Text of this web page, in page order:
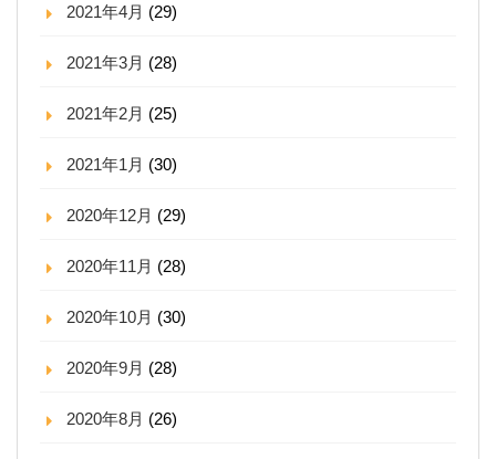
2021年4月 (29)
2021年3月 (28)
2021年2月 (25)
2021年1月 (30)
2020年12月 (29)
2020年11月 (28)
2020年10月 (30)
2020年9月 (28)
2020年8月 (26)